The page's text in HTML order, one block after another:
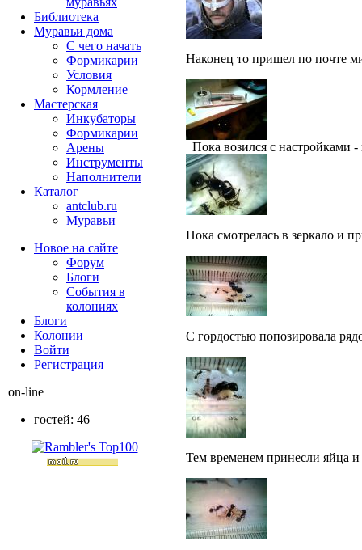
Наконец то пришел по почте
Пока возился с настройками
Пока смотрелась в зеркало и
С гордостью попозировала
Тем временем принесли яйца
Библиотека
Муравьи дома
С чего начать
Формикарии
Условия
Кормление
Мастерская
Инкубаторы
Формикарии
Арены
Инструменты
Наполнители
Каталог
antclub.ru
Муравьи
Новое на сайте
Форум
Блоги
События в
колониях
Блоги
Колонии
Войти
Peгиcтpaция
on-line
гостей: 46